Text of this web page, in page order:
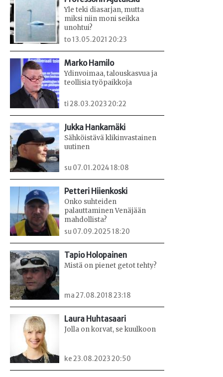
Yle teki diasarjan, mutta
miksi niin moni seikka
unohtui?
to 13.05.2021 20:23
Marko Hamilo
Ydinvoimaa, talouskasvua ja
teollisia työpaikkoja
ti 28.03.2023 20:22
Jukka Hankamäki
Sähköistävä klikinvastainen
uutinen
su 07.01.2024 18:08
Petteri Hiienkoski
Onko suhteiden
palauttaminen Venäjään
mahdollista?
su 07.09.2025 18:20
Tapio Holopainen
Mistä on pienet getot tehty?
ma 27.08.2018 23:18
Laura Huhtasaari
Jolla on korvat, se kuulkoon
ke 23.08.2023 20:50